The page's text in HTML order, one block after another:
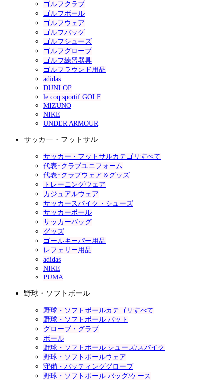
ゴルフクラブ
ゴルフボール
ゴルフウェア
ゴルフバッグ
ゴルフシューズ
ゴルフグローブ
ゴルフ練習器具
ゴルフラウンド用品
adidas
DUNLOP
le coq sportif GOLF
MIZUNO
NIKE
UNDER ARMOUR
サッカー・フットサル
サッカー・フットサルカテゴリすべて
代表･クラブユニフォーム
代表･クラブウェア＆グッズ
トレーニングウェア
カジュアルウェア
サッカースパイク・シューズ
サッカーボール
サッカーバッグ
グッズ
ゴールキーパー用品
レフェリー用品
adidas
NIKE
PUMA
野球・ソフトボール
野球・ソフトボールカテゴリすべて
野球・ソフトボール バット
グローブ・グラブ
ボール
野球・ソフトボール シューズ/スパイク
野球・ソフトボールウェア
守備・バッティンググローブ
野球・ソフトボール バッグ/ケース